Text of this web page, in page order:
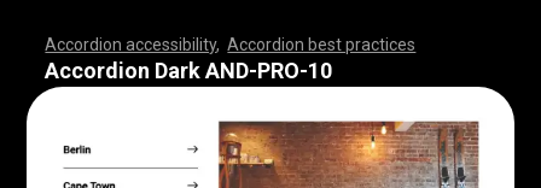
Accordion accessibility ,Accordion best practices
,,,,,,,,,,,,,,,,,,,,,,,, ,,,,,,,,,,,,,,,,,,,,,,,,,,,
,,,,,,,,,,,,,,,,,,,,,,,, ,,
Accordion Dark AND-PRO-10